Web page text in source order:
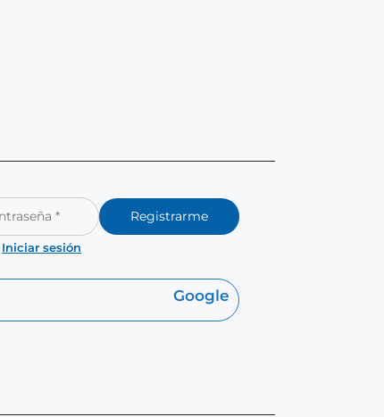
Registrarme
Iniciar sesión
Google